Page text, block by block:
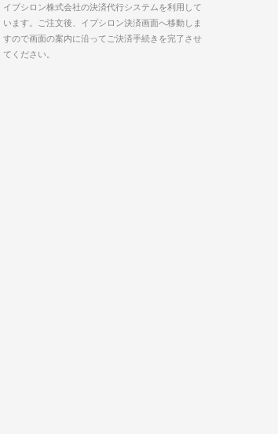
イプシロン株式会社の決済代行システムを利用して
います。ご注文後、イプシロン決済画面へ移動しま
すので画面の案内に沿ってご決済手続きを完了させ
てください。